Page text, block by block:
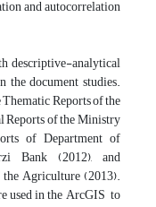
and autocorrelation
descriptive-analytical
the document studies.
Reports of the
Reports of the Ministry
of Department of
Bank (2012), and
Agriculture (2013).
used in the ArcGIS to